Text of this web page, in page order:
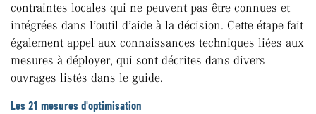
contraintes locales qui ne peuvent pas être connues et
intégrées dans l’outil d’aide à la décision. Cette étape fait
également appel aux connaissances techniques liées aux
mesures à déployer, qui sont décrites dans divers
ouvrages listés dans le guide.
Les 21 mesures d'optimisation